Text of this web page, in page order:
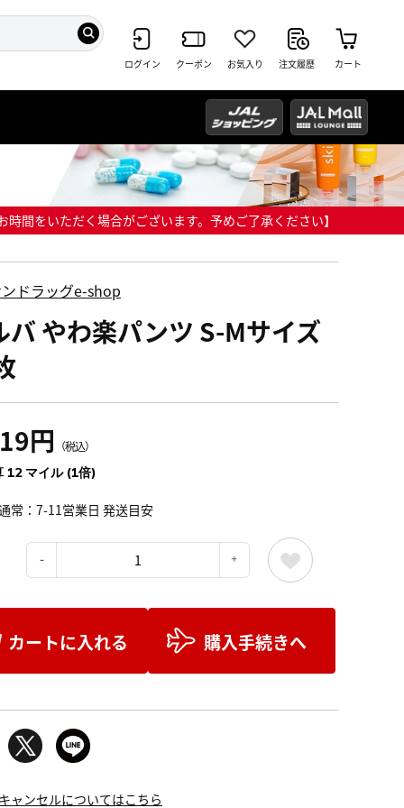
ログイン クーポン お気入り 注文履歴 カート
間をいただく場合がございます。予めご了承ください】
ドラッグe-shop
バ やわ楽パンツ S-Mサイズ
円 （税込）
12 マイル (1倍)
常：7-11営業日 発送目安
カートに入れる 購入手続きへ
ャンセルについてはこちら